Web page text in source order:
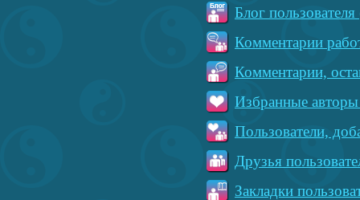
Блог
Комментарии
Комментарии,
Избранные авторы
Пользователи,
Друзья
Закладки